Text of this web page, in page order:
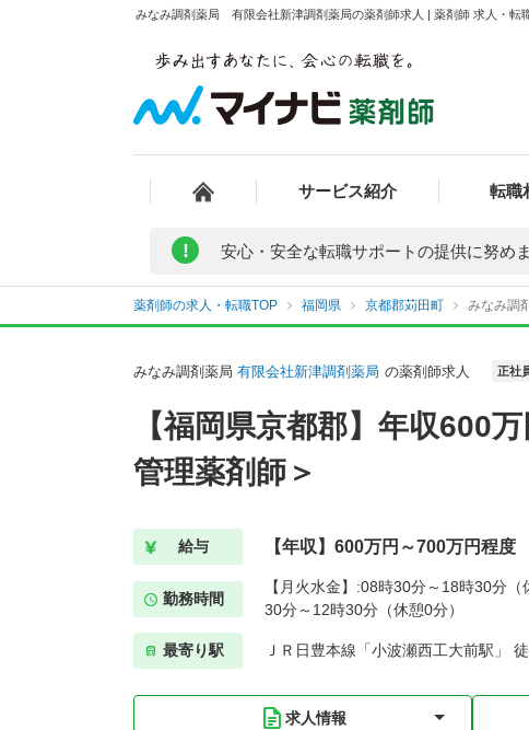
みなみ調剤薬局 有限会社新津調剤薬局の薬剤師求人 | 薬剤師 求人・転
サービス紹介 転職
! 安心・安全な転職サポートの提供に努めま
薬剤師の求人・転職TOP 福岡県 京都郡苅田町 みなみ調
みなみ調剤薬局 有限会社新津調剤薬局 の薬剤師求人 正社
【福岡県京都郡】年収600
管理薬剤師＞
給与 【年収】600万円～700万円程
勤務時間
【月火水金】:08時30分～18時30分
30分～12時30分（休憩0分）
最寄り駅 ＪＲ日豊本線「小波瀬西工大前駅」
求人情報